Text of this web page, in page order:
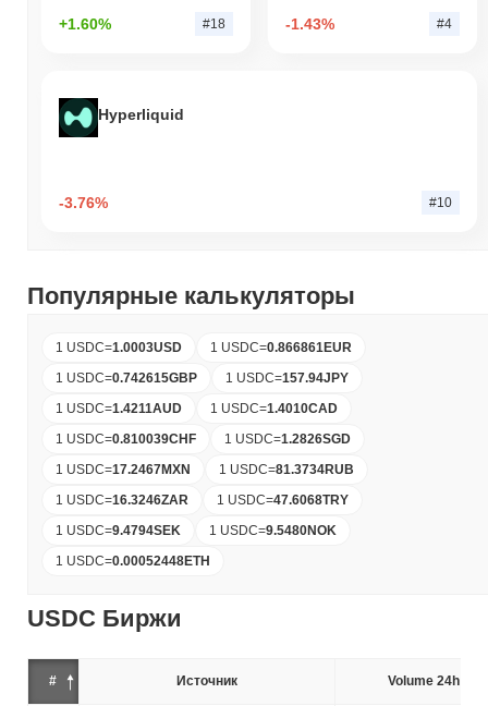
+1.60% #18 -1.43% #4
Hyperliquid
-3.76% #10
Популярные калькуляторы
1 USDC=1.0003USD 1 USDC=0.866861EUR
1 USDC=0.742615GBP 1 USDC=157.94JPY
1 USDC=1.4211AUD 1 USDC=1.4010CAD
1 USDC=0.810039CHF 1 USDC=1.2826SGD
1 USDC=17.2467MXN 1 USDC=81.3734RUB
1 USDC=16.3246ZAR 1 USDC=47.6068TRY
1 USDC=9.4794SEK 1 USDC=9.5480NOK
1 USDC=0.00052448ETH
USDC Биржи
# Источник Volume 24h (%)